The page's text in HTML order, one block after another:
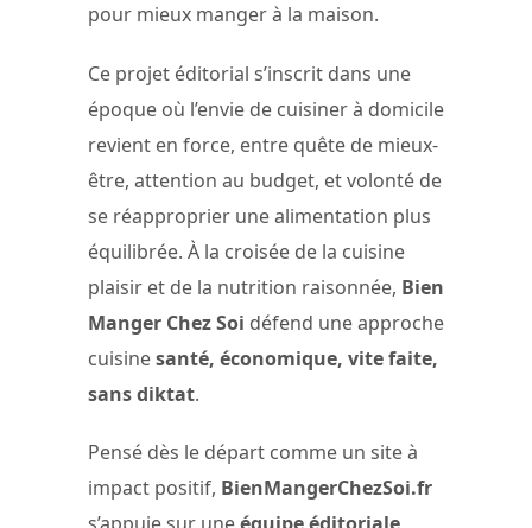
pour mieux manger à la maison.
Ce projet éditorial s’inscrit dans une
époque où l’envie de cuisiner à domicile
revient en force, entre quête de mieux-
être, attention au budget, et volonté de
se réapproprier une alimentation plus
équilibrée. À la croisée de la cuisine
plaisir et de la nutrition raisonnée, Bien
Manger Chez Soi défend une approche
cuisinesanté, économique, vite faite,
sans diktat.
Pensé dès le départ comme un site à
impact positif, BienMangerChezSoi.fr